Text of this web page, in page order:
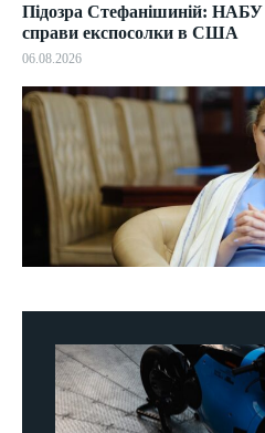
Підозра Стефанішиній: НАБУ
справи експосолки в США
06.08.2026